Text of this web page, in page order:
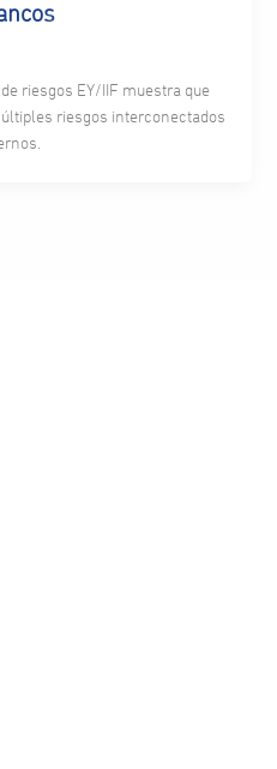
riesgos EY/IIF muestra que
riesgos interconectados